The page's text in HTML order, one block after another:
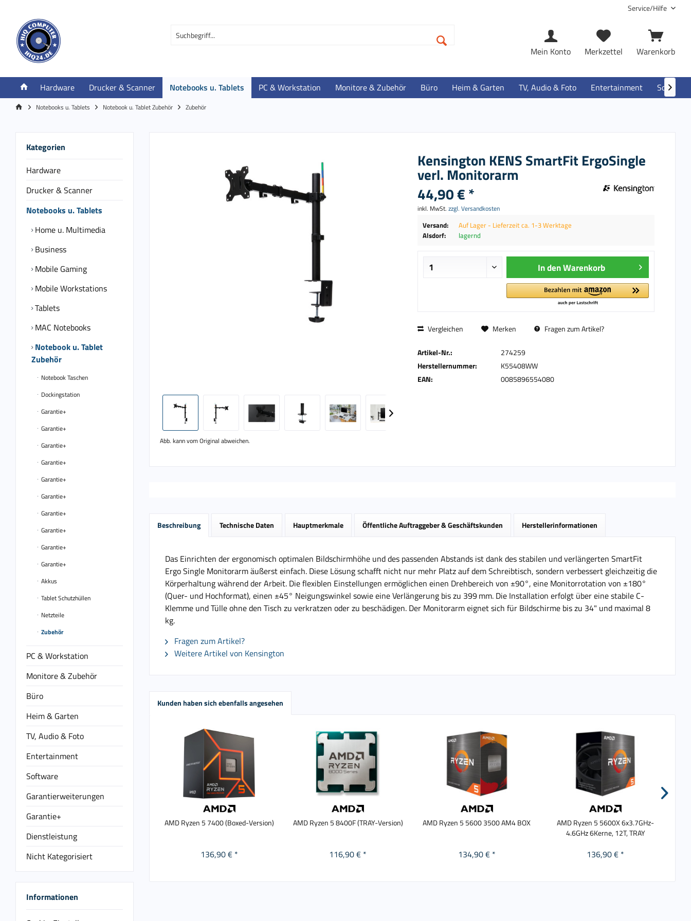
Service/Hilfe
Warenkorb
Merkzettel
Mein Konto
Hardware Drucker & Scanner Notebooks u. Tablets PC & Workstation Monitore & Zubehör Büro Heim & Garten TV, Audio & Foto Entertainment Software

Notebooks u. Tablets Notebook u. Tablet Zubehör Zubehör
Kategorien
Hardware
Drucker & Scanner
Notebooks u. Tablets
Home u. Multimedia
Business
Mobile Gaming
Mobile Workstations
Tablets
MAC Notebooks
Notebook u. Tablet
Zubehör
Notebook Taschen
Dockingstation
Garantie+
Garantie+
Garantie+
Garantie+
Garantie+
Garantie+
Garantie+
Garantie+
Garantie+
Garantie+
Akkus
Tablet Schutzhüllen
Netzteile
Zubehör
PC & Workstation
Monitore & Zubehör
Büro
Heim & Garten
TV, Audio & Foto
Entertainment
Software
Garantierweiterungen
Garantie+
Dienstleistung
Nicht Kategorisiert
Informationen
Abb. kann vom Original abweichen.
Kensington KENS SmartFit ErgoSingle
verl. Monitorarm
44,90 € *
inkl. MwSt. zzgl. Versandkosten
Versand:
Auf Lager - Lieferzeit ca. 1-3 Werktage
Alsdorf:
lagernd
In denWarenkorb
Vergleichen Merken Fragen zum Artikel?
Artikel-Nr.:
274259
Herstellernummer:
K55408WW
EAN:
0085896554080
Beschreibung Technische Daten Hauptmerkmale Öffentliche Auftraggeber & Geschäftskunden Herstellerinformationen
Das Einrichten der ergonomisch optimalen Bildschirmhöhe und des passenden Abstands ist dank des stabilen und verlängerten SmartFit
Ergo Single Monitorarm äußerst einfach. Diese Lösung schafft nicht nur mehr Platz auf dem Schreibtisch, sondern verbessert gleichzeitig die
Körperhaltung während der Arbeit. Die flexiblen Einstellungen ermöglichen einen Drehbereich von ±90°, eine Monitorrotation von ±180°
(Quer- und Hochformat), einen ±45° Neigungswinkel sowie eine Verlängerung bis zu 399 mm. Die Installation erfolgt über eine stabile C-
Klemme und Tülle ohne den Tisch zu verkratzen oder zu beschädigen. Der Monitorarm eignet sich für Bildschirme bis zu 34" und maximal 8
kg.
Fragen zum Artikel?
Weitere Artikel von Kensington
Kunden haben sich ebenfalls angesehen
AMD Ryzen 5 7400 (Boxed-Version)
136,90 € *
AMD Ryzen 5 8400F (TRAY-Version)
116,90 € *
AMD Ryzen 5 5600 3500 AM4 BOX
134,90 € *
AMD Ryzen 5 5600X 6x3.7GHz-
4.6GHz 6Kerne, 12T, TRAY
136,90 € *